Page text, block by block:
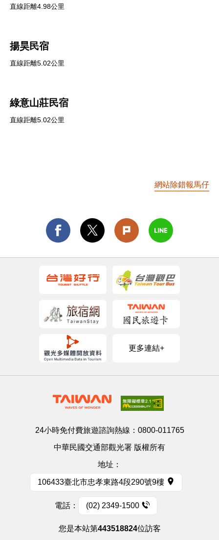
直線距離4.98公里
揚昊民宿
直線距離5.02公里
綠意山莊民宿
直線距離5.02公里
網站除錯報馬仔
更多連結+
24小時免付費旅遊諮詢熱線： 0800-011765
中華民國交通部觀光署 版權所有
地址：
106433臺北市忠孝東路4段290號9樓
電話： (02) 2349-1500
您是本站第443518824位訪客